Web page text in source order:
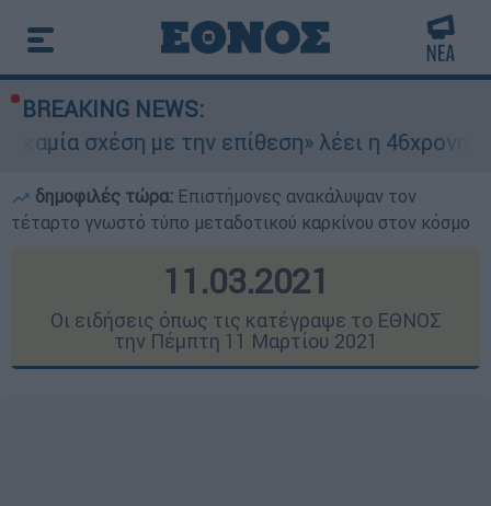
BREAKING NEWS:
με την επίθεση» λέει η 46χρονη - Τι
δημοφιλές τώρα: Επιστήμονες ανακάλυψαν τον
τέταρτο γνωστό τύπο μεταδοτικού καρκίνου στον κόσμο
11.03.2021
Οι ειδήσεις όπως τις κατέγραψε το ΕΘΝΟΣ
την Πέμπτη 11 Μαρτίου 2021